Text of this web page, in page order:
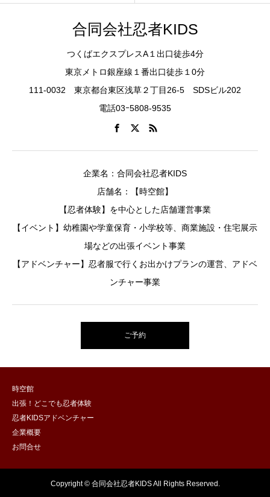
合同会社忍者KIDS
つくばエクスプレスA１出口徒歩4分
東京メトロ銀座線１番出口徒歩１0分
111-0032 東京都台東区浅草２丁目26-5 SDSビル202
電話03ｰ5808-9535
企業名：合同会社忍者KIDS
店舗名：【時空館】
【忍者体験】を中心とした店舗運営事業
【イベント】幼稚園や学童保育・小学校等、商業施設・住宅展示
場などの出張イベント事業
【アドベンチャー】忍者服で行くお出かけプランの運営、アドベ
ンチャー事業
ご予約
時空館
出張！どこでも忍者体験
忍者KIDSアドベンチャー
企業概要
お問合せ
Copyright © 合同会社忍者KIDS All Rights Reserved.